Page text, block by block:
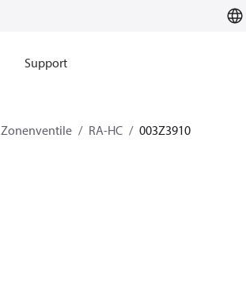
Support
Zonenventile RA-HC 003Z3910